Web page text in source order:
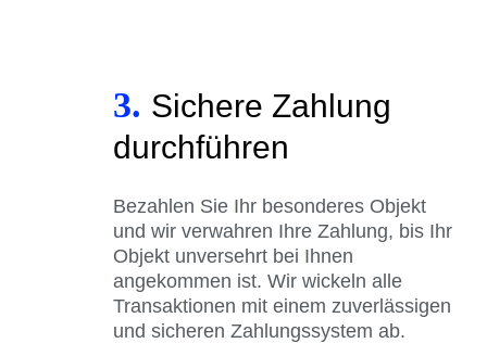
3. Sichere Zahlung
durchführen
Bezahlen Sie Ihr besonderes Objekt
und wir verwahren Ihre Zahlung, bis Ihr
Objekt unversehrt bei Ihnen
angekommen ist. Wir wickeln alle
Transaktionen mit einem zuverlässigen
und sicheren Zahlungssystem ab.